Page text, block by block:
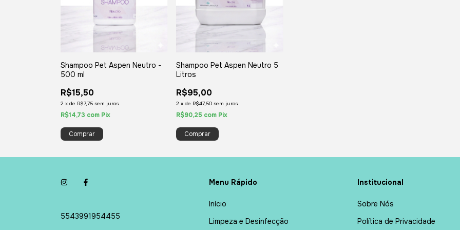
Shampoo Pet Aspen Neutro -
500 ml
R$15,50
2 x de R$7,75 sem juros
R$14,73 com Pix
Shampoo Pet Aspen Neutro 5
Litros
R$95,00
2 x de R$47,50 sem juros
R$90,25 com Pix
5543991954455
Menu Rápido
Início
Limpeza e Desinfecção
Institucional
Sobre Nós
Política de Privacidade